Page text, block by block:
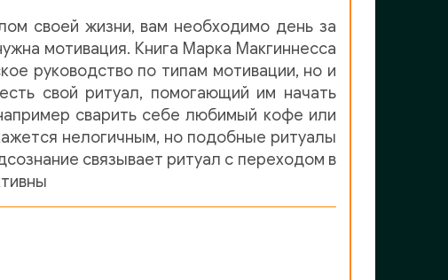
своей жизни, вам необходимо день за
мотивация. Книга Марка Макгиннесса
руководство по типам мотивации, но и
свой ритуал, помогающий им начать
сварить себе любимый кофе или
нелогичным, но подобные ритуалы
связывает ритуал с переходом в